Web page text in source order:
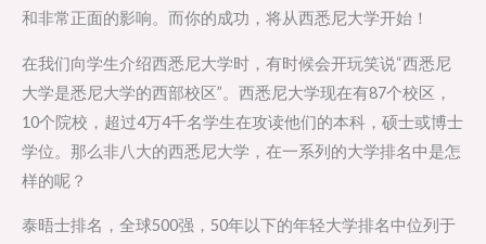
和非常正面的影响。而你的成功，将从西悉尼大学开始！
在我们向学生介绍西悉尼大学时，有时候会开玩笑说“西悉尼
大学是悉尼大学的西部校区”。西悉尼大学现在有87个校区，
10个院校，超过4万4千名学生在攻读他们的本科，硕士或博士
学位。那么非八大的西悉尼大学，在一系列的大学排名中是怎
样的呢？
泰晤士排名，全球500强，50年以下的年轻大学排名中位列于